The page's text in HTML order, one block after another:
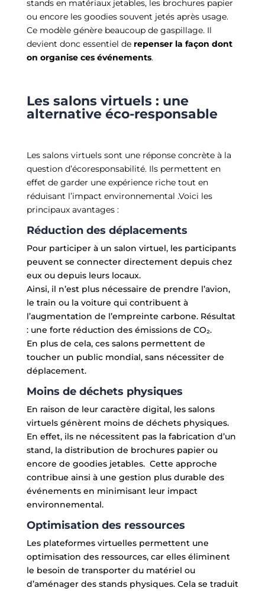
stands en matériaux jetables, les brochures papier
ou encore les goodies souvent jetés après usage.
Ce modèle génère beaucoup de gaspillage. Il
devient donc essentiel derepenser la façon dont
on organise ces événements.
Les salons virtuels : une
alternative éco-responsable
Les salons virtuels sont une réponse concrète à la
question d’écoresponsabilité. Ils permettent en
effet de garder une expérience riche tout en
réduisant l’impact environnemental .Voici les
principaux avantages :
Réduction des déplacements
Pour participer à un salon virtuel, les participants
peuvent se connecter directement depuis chez
eux ou depuis leurs locaux.
Ainsi, il n’est plus nécessaire de prendre l’avion,
le train ou la voiture qui contribuent à
l’augmentation de l’empreinte carbone. Résultat
: une forte réduction des émissions de CO₂.
En plus de cela, ces salons permettent de
toucher un public mondial, sans nécessiter de
déplacement.
Moins de déchets physiques
En raison de leur caractère digital, les salons
virtuels génèrent moins de déchets physiques.
En effet, ils ne nécessitent pas la fabrication d’un
stand, la distribution de brochures papier ou
encore de goodies jetables. Cette approche
contribue ainsi à une gestion plus durable des
événements en minimisant leur impact
environnemental.
Optimisation des ressources
Les plateformes virtuelles permettent une
optimisation des ressources, car elles éliminent
le besoin de transporter du matériel ou
d’aménager des stands physiques. Cela se traduit